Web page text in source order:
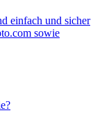
einfach und sicher
sowie